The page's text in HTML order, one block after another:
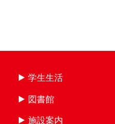
学生生活
図書館
施設案内